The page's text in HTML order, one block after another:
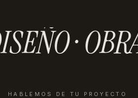
·
HABLEMOS DE TU PROYECTO